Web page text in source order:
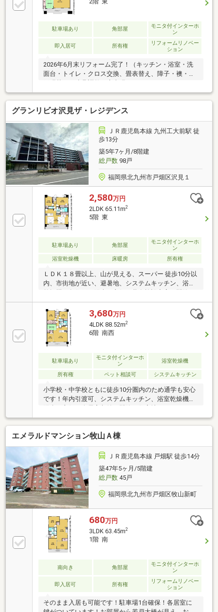
駐車場あり 角部屋
モニタ付インターホ
ン
即入居可 所有権
リフォームリノベー
ション
2026年6月末リフォーム完了！（キッチン・浴室・洗
面台・トイレ・クロス交換、畳表替え、障子・襖・網
グ）！階下に住居がないため、足音を気にする必要が
ありません！敷地内駐車場引継ぎ可！年内引渡可、内
装リフォーム、システムキッチン、角住戸、陽当り良
好、全居室収納、閑静な住宅地、和室、シャワー付洗
面化粧台、セキュリティ充実、２面以上バルコニー、
温水洗浄便座、ＴＶモニタ付インターホン、通風良
好、ウォークインクローゼット、小学校 徒歩10分以
内、エレベーター、宅配ボックス、駐輪場、バイク置
場
グランリビオ沢見ザ・レジデンス
ＪＲ鹿児島本線 九州工大前駅 徒
歩13分
築5年7ヶ月/8階建
総戸数98戸
福岡県北九州市戸畑区沢見１
2,580万円
2LDK 65.11m2
5階 東
駐車場あり 角部屋
モニタ付インターホ
ン
浴室乾燥機
床暖房 所有権
ＬＤＫ１８畳以上、山が見える、スーパー 徒歩10分以
内、市街地が近い、避暑地、システムキッチン、浴室
住宅地、総合病院 徒歩10分以内、シャワー付洗面化粧
台、対面式キッチン、セキュリティ充実、バリアフリ
ー、南面バルコニー、温水洗浄便座、ＴＶモニタ付イ
ンターホン、緑豊かな住宅地、都市近郊、通風良好、
全居室フローリング、眺望良好、ペット相談、小学校
徒歩10分以内、平坦地、床暖房、エレベーター、宅配
ボックス、駐輪場、食器洗乾燥機、整備された歩道、
3,680万円
4LDK 88.52m2
6階 南西
駐車場あり
モニタ付インターホ
ン
浴室乾燥機
所有権 ペット相談可 システムキッチン
小学校・中学校ともに徒歩10分圏内のため通学も安心
です！年内引渡可、システムキッチン、浴室乾燥機、
畳以上、総合病院 徒歩10分以内、和室、シャワー付洗
面化粧台、セキュリティ充実、温水洗浄便座、ＴＶモ
ニタ付インターホン、通風良好、南西向き、ウォーク
インクローゼット、ペット相談、小学校 徒歩10分以
内、エレベーター、宅配ボックス、駐輪場、納戸、食
器洗乾燥機、バイク置場、浄水器
エメラルドマンション牧山Ａ棟
ＪＲ鹿児島本線 戸畑駅 徒歩14分
築47年5ヶ月/5階建
総戸数45戸
福岡県北九州市戸畑区牧山新町
680万円
3LDK 63.45m2
1階 南
南向き 角部屋
モニタ付インターホ
ン
即入居可 所有権
リフォームリノベー
ション
そのまま入居も可能です！駐車場1台確保！各居室に